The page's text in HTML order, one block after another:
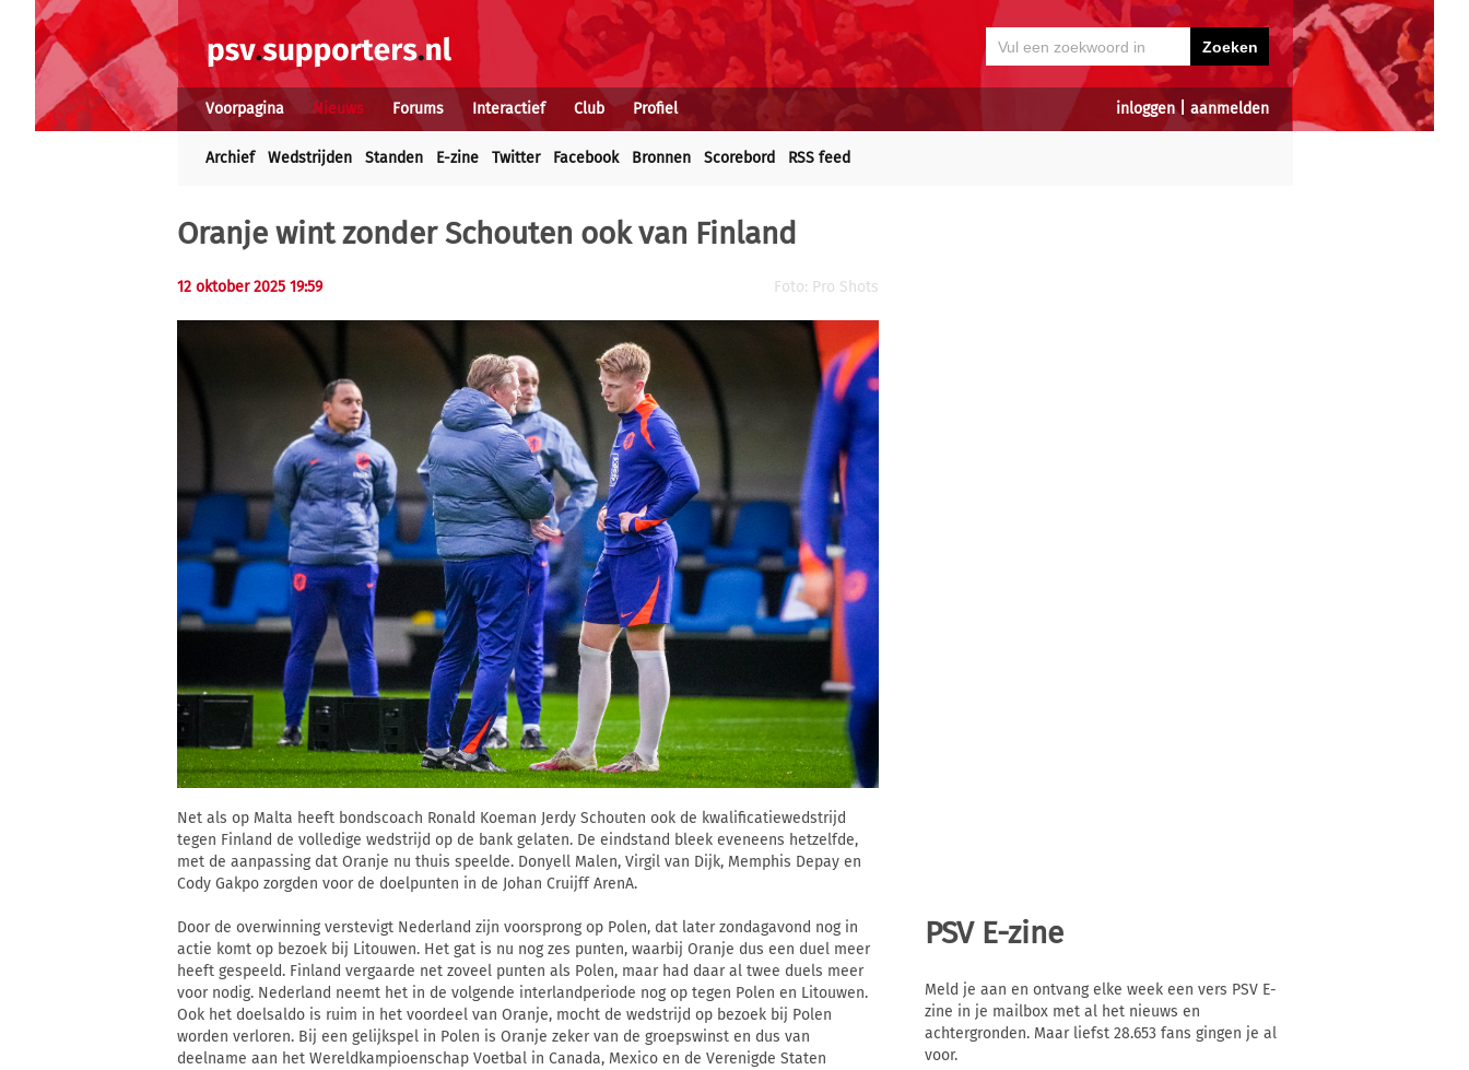
inloggen| aanmelden
Voorpagina Nieuws Forums Interactief Club Profiel
Archief Wedstrijden Standen E-zine Twitter Facebook Bronnen Scorebord RSS feed
Oranje wint zonder Schouten ook van Finland
12 oktober 2025 19:59 Foto: Pro Shots
Net als op Malta heeft bondscoach Ronald Koeman Jerdy Schouten ook de kwalificatiewedstrijd
tegen Finland de volledige wedstrijd op de bank gelaten. De eindstand bleek eveneens hetzelfde,
met de aanpassing dat Oranje nu thuis speelde. Donyell Malen, Virgil van Dijk, Memphis Depay en
Cody Gakpo zorgden voor de doelpunten in de Johan Cruijff ArenA.
Door de overwinning verstevigt Nederland zijn voorsprong op Polen, dat later zondagavond nog in
actie komt op bezoek bij Litouwen. Het gat is nu nog zes punten, waarbij Oranje dus een duel meer
heeft gespeeld. Finland vergaarde net zoveel punten als Polen, maar had daar al twee duels meer
voor nodig. Nederland neemt het in de volgende interlandperiode nog op tegen Polen en Litouwen.
Ook het doelsaldo is ruim in het voordeel van Oranje, mocht de wedstrijd op bezoek bij Polen
worden verloren. Bij een gelijkspel in Polen is Oranje zeker van de groepswinst en dus van
deelname aan het Wereldkampioenschap Voetbal in Canada, Mexico en de Verenigde Staten
PSV E-zine
Meld je aan en ontvang elke week een vers PSV E-
zine in je mailbox met al het nieuws en
achtergronden. Maar liefst 28.653 fans gingen je al
voor.